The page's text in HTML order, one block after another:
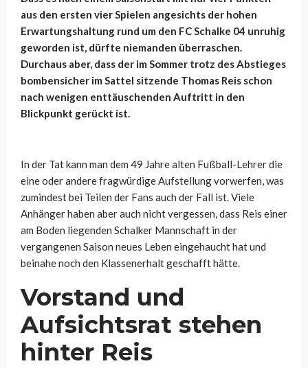
aus den ersten vier Spielen angesichts der hohen
Erwartungshaltung rund um den FC Schalke 04 unruhig
geworden ist, dürfte niemanden überraschen.
Durchaus aber, dass der im Sommer trotz des Abstieges
bombensicher im Sattel sitzende Thomas Reis schon
nach wenigen enttäuschenden Auftritt in den
Blickpunkt gerückt ist.
In der Tat kann man dem 49 Jahre alten Fußball-Lehrer die
eine oder andere fragwürdige Aufstellung vorwerfen, was
zumindest bei Teilen der Fans auch der Fall ist. Viele
Anhänger haben aber auch nicht vergessen, dass Reis einer
am Boden liegenden Schalker Mannschaft in der
vergangenen Saison neues Leben eingehaucht hat und
beinahe noch den Klassenerhalt geschafft hätte.
Vorstand und
Aufsichtsrat stehen
hinter Reis